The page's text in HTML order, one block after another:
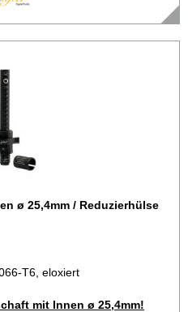
ø 25,4mm / Reduzierhülse
T6, eloxiert
mit Innen ø 25,4mm!